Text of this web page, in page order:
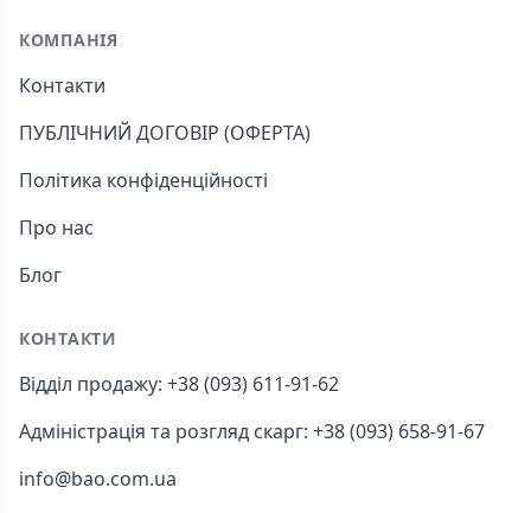
КОМПАНІЯ
Контакти
ПУБЛІЧНИЙ ДОГОВІР (ОФЕРТА)
Політика конфіденційності
Про нас
Блог
КОНТАКТИ
Відділ продажу: +38 (093) 611-91-62
Адміністрація та розгляд скарг: +38 (093) 658-91-67
info@bao.com.ua